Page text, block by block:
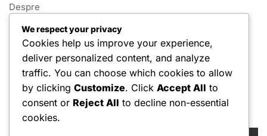
Despre
Termeni și condiții
Contactează-ne
Politica privind cookie-urile
Căutare
We respect your privacy
Cookies help us improve your experience,
deliver personalized content, and analyze
traffic. You can choose which cookies to allow
by clicking Customize. Click Accept All to
consent or Reject All to decline non-essential
cookies.